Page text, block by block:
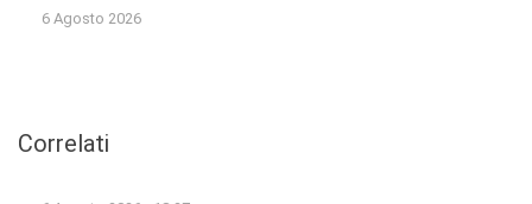
6 Agosto 2026
Correlati